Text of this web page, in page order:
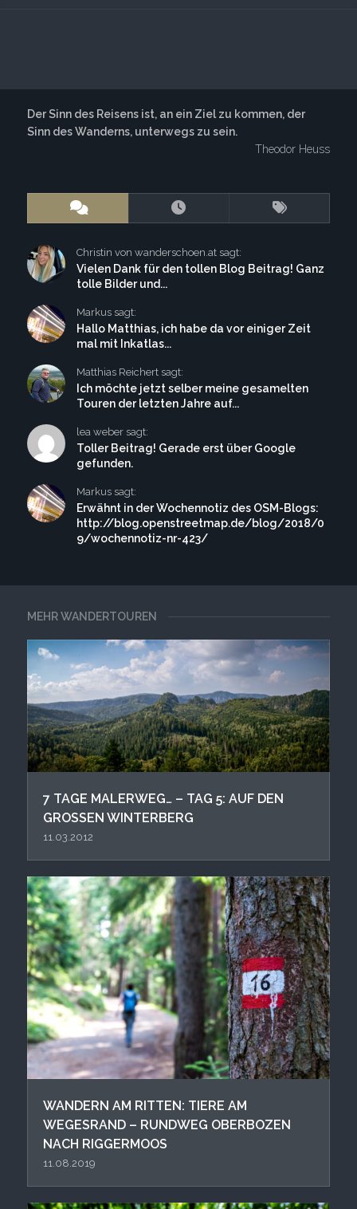
MEHR WANDERTOUREN
7 TAGE MALERWEG… – TAG 5: AUF DEN
GROSSEN WINTERBERG
11.03.2012
WANDERN AM RITTEN: TIERE AM
WEGESRAND – RUNDWEG OBERBOZEN
NACH RIGGERMOOS
11.08.2019
Der Sinn des Reisens ist, an ein Ziel zu kommen, der
Sinn des Wanderns, unterwegs zu sein.
Theodor Heuss
Christin von wanderschoen.at sagt:
Vielen Dank für den tollen Blog Beitrag! Ganz
tolle Bilder und...
Markus sagt:
Hallo Matthias, ich habe da vor einiger Zeit
mal mit Inkatlas...
Matthias Reichert sagt:
Ich möchte jetzt selber meine gesamelten
Touren der letzten Jahre auf...
lea weber sagt:
Toller Beitrag! Gerade erst über Google
gefunden.
Markus sagt:
Erwähnt in der Wochennotiz des OSM-Blogs:
http://blog.openstreetmap.de/blog/2018/0
9/wochennotiz-nr-423/